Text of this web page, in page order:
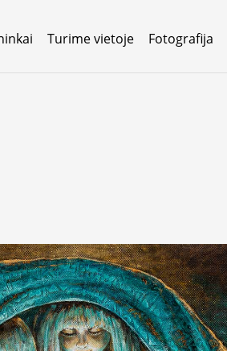
Turime vietoje Fotografija